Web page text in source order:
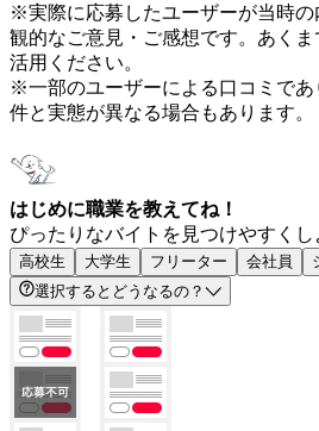
※実際に応募したユーザーが当時
観的なご意見・ご感想です。あく
活用ください。
※一部のユーザーによる口コミで
件と実態が異なる場合もあります。
はじめに職業を教えてね！
ぴったりなバイトを見つけやすくし
高校生 大学生 フリーター 会社員
選択するとどうなるの？